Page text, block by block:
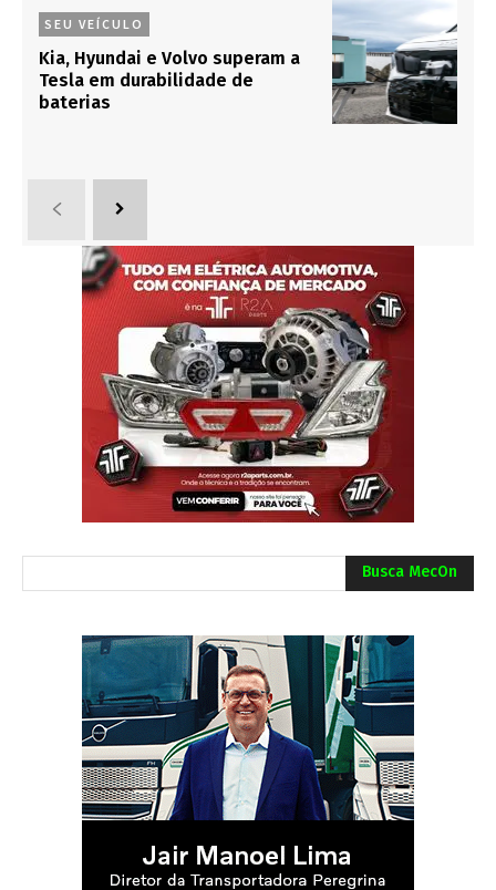
SEU VEÍCULO
Kia, Hyundai e Volvo superam a
Tesla em durabilidade de
baterias
Busca MecOn